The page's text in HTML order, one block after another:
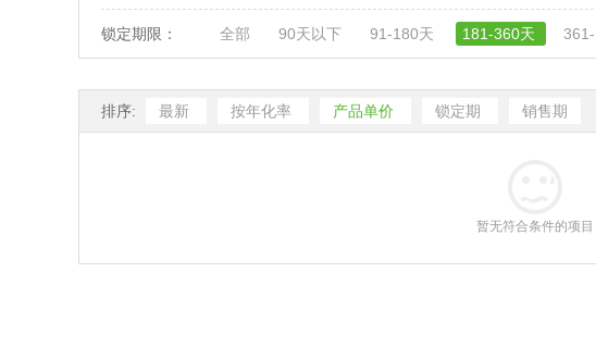
锁定期限： 全部 90天以下 91-180天 181-360天
排序: 最新 按年化率 产品单价 锁定期 销售期
暂无符合条件的项目